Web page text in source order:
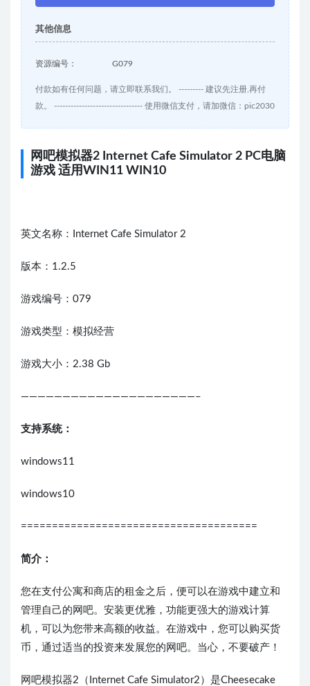
其他信息
资源编号： G079
付款如有任何问题，请立即联系我们。 --------- 建议先注册,再付
款。 -------------------------------- 使用微信支付，请加微信：pic2030
网吧模拟器2 Internet Cafe Simulator 2 PC电脑
游戏 适用WIN11 WIN10
英文名称：Internet Cafe Simulator 2
版本：1.2.5
游戏编号：079
游戏类型：模拟经营
游戏大小：2.38 Gb
—————————————————————–
支持系统：
windows11
windows10
======================================
简介：
您在支付公寓和商店的租金之后，便可以在游戏中建立和
管理自己的网吧。安装更优雅，功能更强大的游戏计算
机，可以为您带来高额的收益。在游戏中，您可以购买货
币，通过适当的投资来发展您的网吧。当心，不要破产！
网吧模拟器2（Internet Cafe Simulator2）是Cheesecake